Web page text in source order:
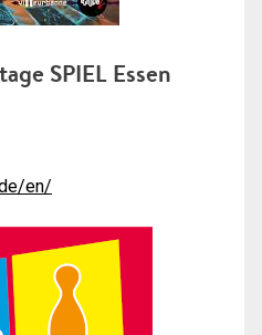
SPIEL Essen
en/